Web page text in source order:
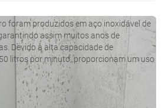
foram produzidos em aço inoxidável de
assim muitos anos de
Devido à alta capacidade de
litros por minuto, proporcionam um uso